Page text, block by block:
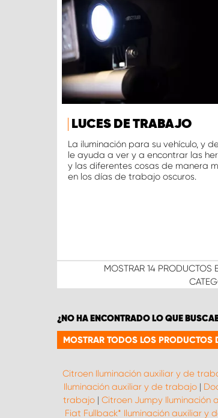
LUCES DE TRABAJO
La iluminación para su vehículo, y
le ayuda a ver y a encontrar las
y las diferentes cosas de manera
en los días de trabajo oscuros.
MOSTRAR14 PRODUCTOS
¿NO HA ENCONTRADO LO QUE
MOSTRAR TODOS LOS
Citroen Iluminación auxiliar y de
Iluminación auxiliar y de trabajo |
trabajo | Citroen Jumpy Iluminación
Fiat Fullback* Iluminación auxiliar y